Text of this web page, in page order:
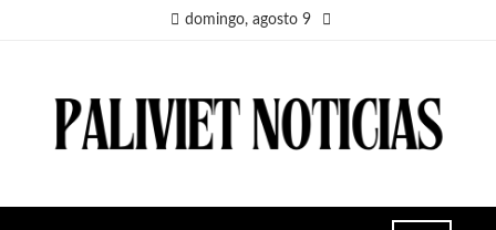
domingo, agosto 9